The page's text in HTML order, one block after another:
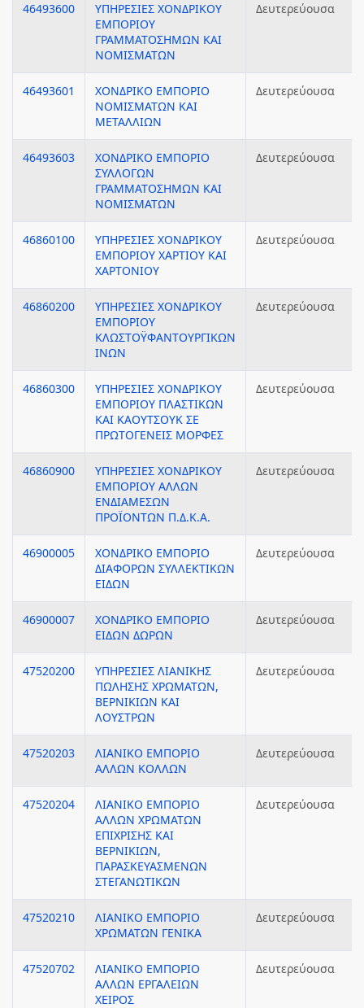
46493600
ΥΠΗΡΕΣΙΕΣ ΧΟΝΔΡΙΚΟΥ
ΕΜΠΟΡΙΟΥ
ΓΡΑΜΜΑΤΟΣΗΜΩΝ ΚΑΙ
ΝΟΜΙΣΜΑΤΩΝ
Δευτερεύουσα
46493601
ΧΟΝΔΡΙΚΟ ΕΜΠΟΡΙΟ
ΝΟΜΙΣΜΑΤΩΝ ΚΑΙ
ΜΕΤΑΛΛΙΩΝ
Δευτερεύουσα
46493603
ΧΟΝΔΡΙΚΟ ΕΜΠΟΡΙΟ
ΣΥΛΛΟΓΩΝ
ΓΡΑΜΜΑΤΟΣΗΜΩΝ ΚΑΙ
ΝΟΜΙΣΜΑΤΩΝ
Δευτερεύουσα
46860100
ΥΠΗΡΕΣΙΕΣ ΧΟΝΔΡΙΚΟΥ
ΕΜΠΟΡΙΟΥ ΧΑΡΤΙΟΥ ΚΑΙ
ΧΑΡΤΟΝΙΟΥ
Δευτερεύουσα
46860200
ΥΠΗΡΕΣΙΕΣ ΧΟΝΔΡΙΚΟΥ
ΕΜΠΟΡΙΟΥ
ΚΛΩΣΤΟΫΦΑΝΤΟΥΡΓΙΚΩΝ
ΙΝΩΝ
Δευτερεύουσα
46860300
ΥΠΗΡΕΣΙΕΣ ΧΟΝΔΡΙΚΟΥ
ΕΜΠΟΡΙΟΥ ΠΛΑΣΤΙΚΩΝ
ΚΑΙ ΚΑΟΥΤΣΟΥΚ ΣΕ
ΠΡΩΤΟΓΕΝΕΙΣ ΜΟΡΦΕΣ
Δευτερεύουσα
46860900
ΥΠΗΡΕΣΙΕΣ ΧΟΝΔΡΙΚΟΥ
ΕΜΠΟΡΙΟΥ ΑΛΛΩΝ
ΕΝΔΙΑΜΕΣΩΝ
ΠΡΟΪΟΝΤΩΝ Π.Δ.Κ.Α.
Δευτερεύουσα
46900005
ΧΟΝΔΡΙΚΟ ΕΜΠΟΡΙΟ
ΔΙΑΦΟΡΩΝ ΣΥΛΛΕΚΤΙΚΩΝ
ΕΙΔΩΝ
Δευτερεύουσα
46900007
ΧΟΝΔΡΙΚΟ ΕΜΠΟΡΙΟ
ΕΙΔΩΝ ΔΩΡΩΝ
Δευτερεύουσα
47520200
ΥΠΗΡΕΣΙΕΣ ΛΙΑΝΙΚΗΣ
ΠΩΛΗΣΗΣ ΧΡΩΜΑΤΩΝ,
ΒΕΡΝΙΚΙΩΝ ΚΑΙ
ΛΟΥΣΤΡΩΝ
Δευτερεύουσα
47520203
ΛΙΑΝΙΚΟ ΕΜΠΟΡΙΟ
ΑΛΛΩΝ ΚΟΛΛΩΝ
Δευτερεύουσα
47520204
ΛΙΑΝΙΚΟ ΕΜΠΟΡΙΟ
ΑΛΛΩΝ ΧΡΩΜΑΤΩΝ
ΕΠΙΧΡΙΣΗΣ ΚΑΙ
ΒΕΡΝΙΚΙΩΝ,
ΠΑΡΑΣΚΕΥΑΣΜΕΝΩΝ
ΣΤΕΓΑΝΩΤΙΚΩΝ
Δευτερεύουσα
47520210
ΛΙΑΝΙΚΟ ΕΜΠΟΡΙΟ
ΧΡΩΜΑΤΩΝ ΓΕΝΙΚΑ
Δευτερεύουσα
47520702
ΛΙΑΝΙΚΟ ΕΜΠΟΡΙΟ
ΑΛΛΩΝ ΕΡΓΑΛΕΙΩΝ
ΧΕΙΡΟΣ
Δευτερεύουσα